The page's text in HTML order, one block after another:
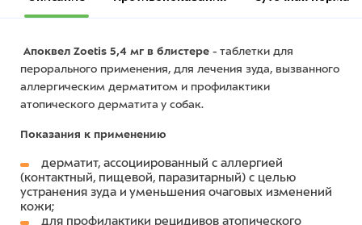
Апоквел Zoetis 5,4 мг в блистере - таблетки для
перорального применения, для лечения зуда, вызванного
аллергическим дерматитом и профилактики
атопического дерматита у собак.
Показания к применению
дерматит, ассоциированный с аллергией
(контактный, пищевой, паразитарный) с целью
устранения зуда и уменьшения очаговых изменений
кожи;
для профилактики рецидивов атопического